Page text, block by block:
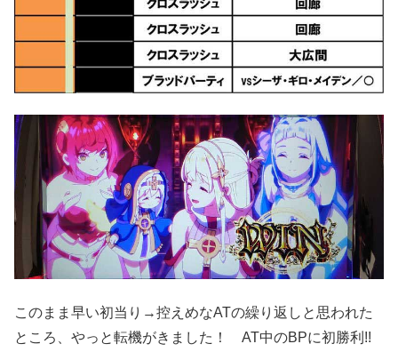
このまま早い初当り→控えめなATの繰り返しと思われた
ところ、やっと転機がきました！ AT中のBPに初勝利!!